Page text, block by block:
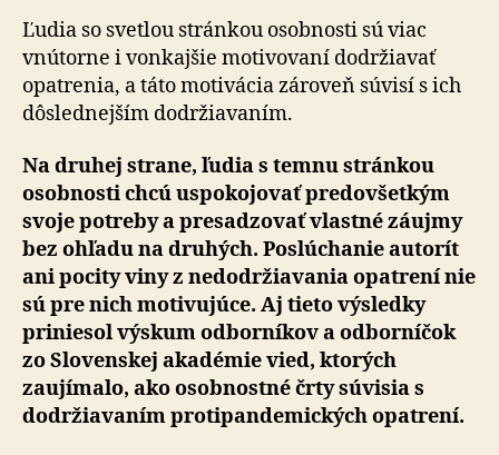
opatrenia
Ľudia so svetlou stránkou osobnosti sú viac
vnútorne i vonkajšie motivovaní dodržiavať
opatrenia, a táto motivácia zároveň súvisí s ich
dôslednejším dodržiavaním.
Na druhej strane, ľudia s temnu stránkou
osobnosti chcú uspokojovať predovšetkým
svoje potreby a presadzovať vlastné záujmy
bez ohľadu na druhých. Poslúchanie autorít
ani pocity viny z nedodržiavania opatrení nie
sú pre nich motivujúce. Aj tieto výsledky
priniesol výskum odborníkov a odborníčok
zo Slovenskej akadémie vied, ktorých
zaujímalo, ako osobnostné črty súvisia s
dodržiavaním protipandemických opatrení.